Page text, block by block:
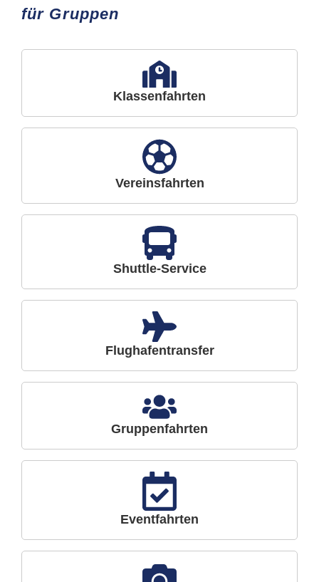
für Gruppen
Klassenfahrten
Vereinsfahrten
Shuttle-Service
Flughafentransfer
Gruppenfahrten
Eventfahrten